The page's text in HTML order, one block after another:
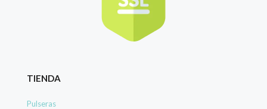
TIENDA
Pulseras